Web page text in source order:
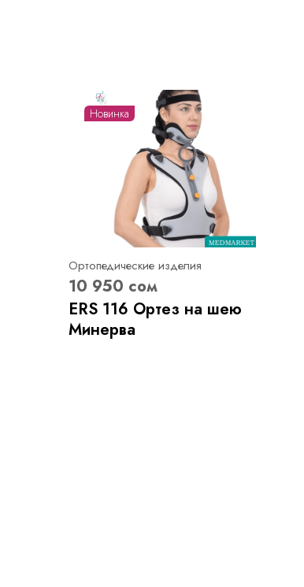
Новинка
Ортопедические изделия
10 950 сом
ERS 116 Ортез на шею
Минерва